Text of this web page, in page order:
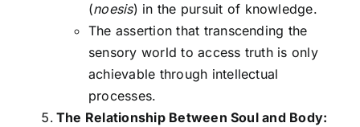
(noesis) in the pursuit of knowledge.
The assertion that transcending the
sensory world to access truth is only
achievable through intellectual
processes.
The Relationship Between Soul and Body: